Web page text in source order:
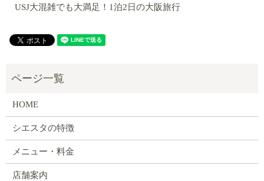
USJ大混雑でも大満足！1泊2日の大阪旅行
HOME
シエスタの特徴
メニュー・料金
店舗案内